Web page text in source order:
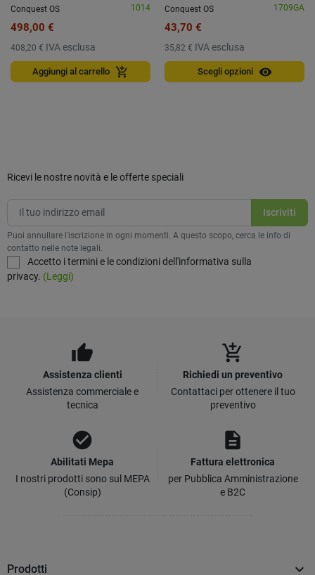
Conquest OS
1014
498,00 €
408,20 € IVA esclusa
Aggiungi al carrello add_shopping_cart
Conquest OS
1709GA
43,70 €
35,82 € IVA esclusa
Scegli opzioni visibility
Ricevi le nostre novità e le offerte speciali
Puoi annullare l'iscrizione in ogni momenti. A questo scopo, cerca le info di
contatto nelle note legali.
Accetto i termini e le condizioni dell'informativa sulla
privacy. (Leggi)
thumb_up
Assistenza clienti
Assistenza commerciale e
tecnica
add_shopping_cart
Richiedi un preventivo
Contattaci per ottenere il tuo
preventivo
check_circle
Abilitati Mepa
I nostri prodotti sono sul MEPA
(Consip)
description
Fattura elettronica
per Pubblica Amministrazione
e B2C
Prodotti 